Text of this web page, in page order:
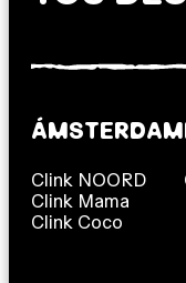
ÁMSTERDAM
Clink NOORD
Clink Mama
Clink Coco